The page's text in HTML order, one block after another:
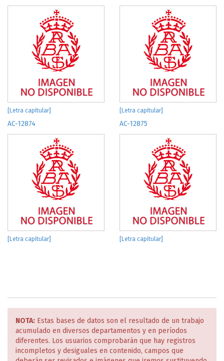
[Letra capitular] [Letra capitular]
AC-12874
[Letra capitular]
AC-12875
[Letra capitular]
NOTA: Estas bases de datos son el resultado de un trabajo
acumulado en diversos departamentos y en períodos
diferentes. Los usuarios comprobarán que hay registros
incompletos y desiguales en contenido, campos que